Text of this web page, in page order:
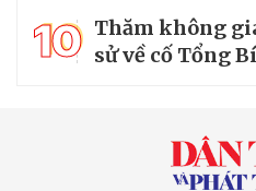
10 Thăm không
sử về cố Tổng